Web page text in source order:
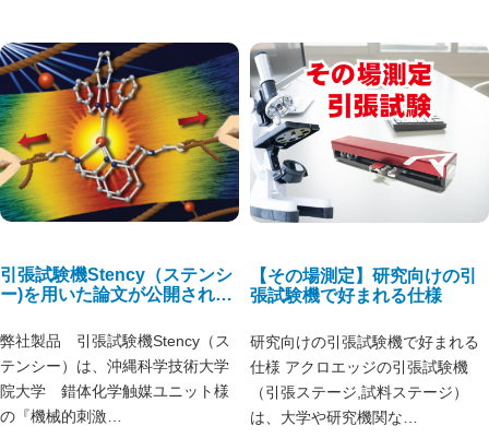
引張試験機Stency（ステンシ
ー)を用いた論文が公開されま
弊社製品 引張試験機Stency（ス
テンシー）は、沖縄科学技術大学
院大学 錯体化学触媒ユニット様
の『機械的刺激…
【その場測定】研究向けの引
張試験機で好まれる仕様
研究向けの引張試験機で好まれる
仕様 アクロエッジの引張試験機
（引張ステージ,試料ステージ）
は、大学や研究機関な…